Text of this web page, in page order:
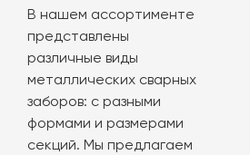
В нашем ассортименте
представлены
различные виды
металлических сварных
заборов: с разными
формами и размерами
секций. Мы предлагаем